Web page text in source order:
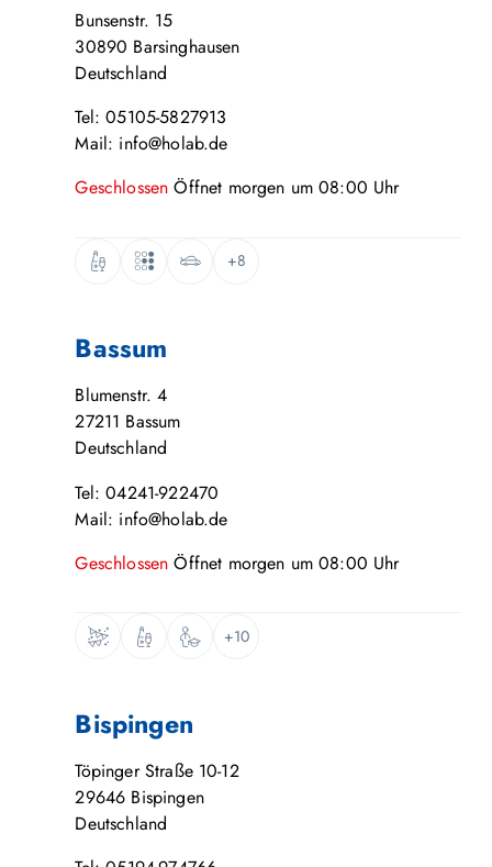
Bunsenstr. 15
30890 Barsinghausen
Deutschland
Tel: 05105-5827913
Mail: info@holab.de
GeschlossenÖffnet morgen um08:00 Uhr
+8
Bassum
Blumenstr. 4
27211 Bassum
Deutschland
Tel: 04241-922470
Mail: info@holab.de
GeschlossenÖffnet morgen um08:00 Uhr
+10
Bispingen
Töpinger Straße 10-12
29646 Bispingen
Deutschland